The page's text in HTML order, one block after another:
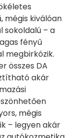
mégis kiválóan
sokoldalú – a
fényű
megbirkózik.
összes DA
akár
mégis
– legyen akár